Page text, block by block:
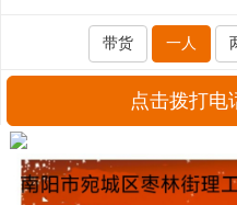
带货 一人
点击拨打电